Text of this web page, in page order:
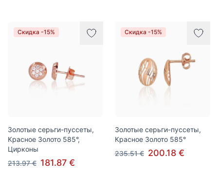
Скидка -15%
Золотые серьги-пуссеты,
Красное Золото 585°,
Цирконы
213.97 € 181.87 €
Скидка -15%
Золотые серьги-пуссеты,
Красное Золото 585°
235.51 € 200.18 €